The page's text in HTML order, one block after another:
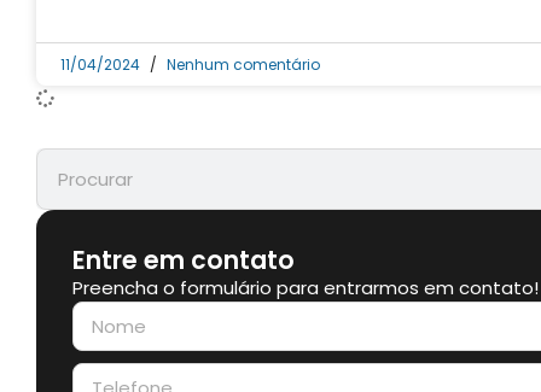
11/04/2024 Nenhum comentário
Entre em contato
Preencha o formulário para entrarmos em contato!